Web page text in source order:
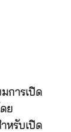
การเปิด
ย
หรับเปิด